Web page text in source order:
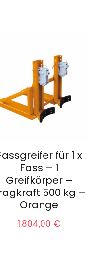
für 1 x
Fass – 1
Greifkörper –
500 kg –
Orange
1.804,00 €